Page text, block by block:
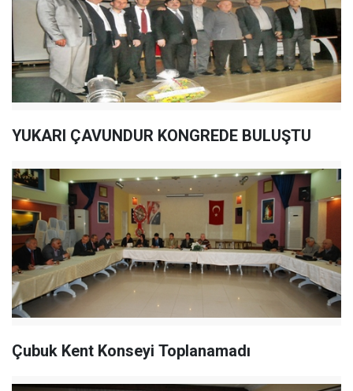
YUKARI ÇAVUNDUR KONGREDE BULUŞTU
Çubuk Kent Konseyi Toplanamadı